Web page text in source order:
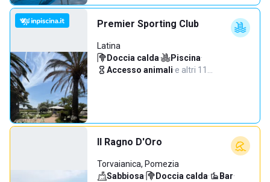
Premier Sporting Club
Latina
Doccia calda· Piscina·
Accesso animali·e altri 11…
Il Ragno D'Oro
Torvaianica, Pomezia
Sabbiosa· Doccia calda· Bar·